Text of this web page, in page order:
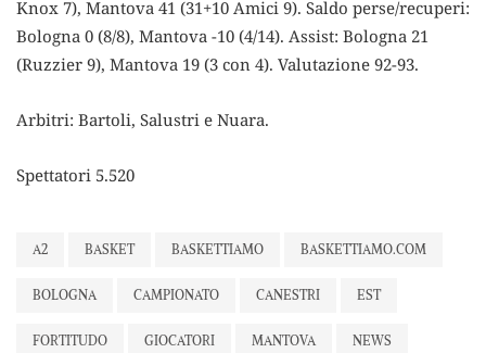
Knox 7), Mantova 41 (31+10 Amici 9). Saldo perse/recuperi:
Bologna 0 (8/8), Mantova -10 (4/14). Assist: Bologna 21
(Ruzzier 9), Mantova 19 (3 con 4). Valutazione 92-93.
Arbitri: Bartoli, Salustri e Nuara.
Spettatori 5.520
A2 BASKET BASKETTIAMO BASKETTIAMO.COM
BOLOGNA CAMPIONATO CANESTRI EST
FORTITUDO GIOCATORI MANTOVA NEWS